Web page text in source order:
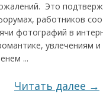
Это
работников
фотографий в
увлечениям
...
Читать далее →